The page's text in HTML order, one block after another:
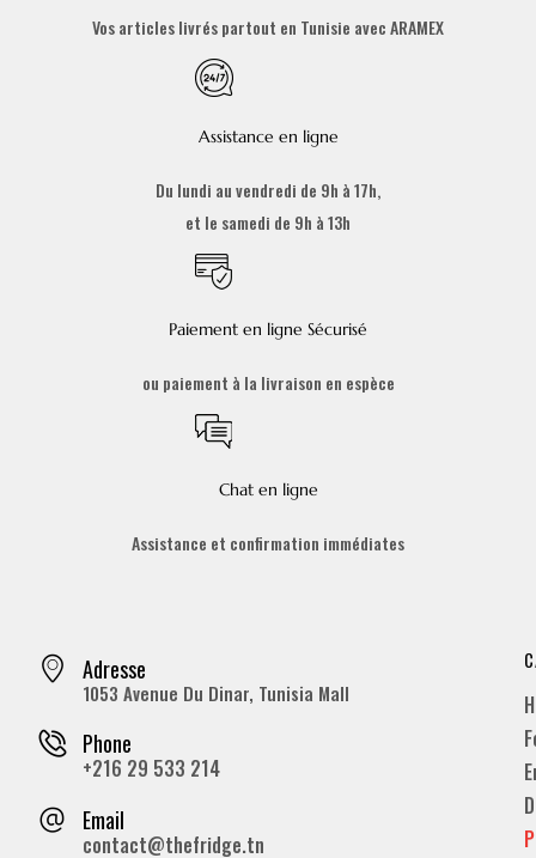
Vos articles livrés partout en Tunisie avec ARAMEX
Assistance en ligne
Du lundi au vendredi de 9h à 17h,
et le samedi de 9h à 13h
Paiement en ligne Sécurisé
ou paiement à la livraison en espèce
Chat en ligne
Assistance et confirmation immédiates
Adresse
1053 Avenue Du Dinar, Tunisia Mall
Phone
+216 29 533 214
Email
contact@thefridge.tn